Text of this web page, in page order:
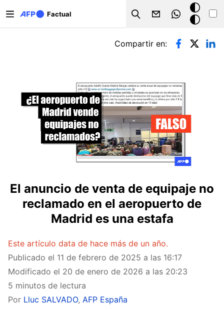
Factual
Search
Modo
oscuro
Solapas principales
Compartir en:
El anuncio de venta de equipaje no
reclamado en el aeropuerto de
Madrid es una estafa
Este artículo data de hace más de un año.
Publicado el 11 de febrero de 2025 a las 16:17
Modificado el 20 de enero de 2026 a las 20:23
5 minutos de lectura
Por Lluc SALVADO, AFP España